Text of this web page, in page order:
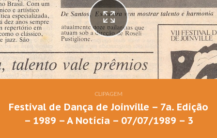
CLIPAGEM
Festival de Dança de Joinville – 7a. Edição
– 1989 – A Notícia – 07/07/1989 – 3